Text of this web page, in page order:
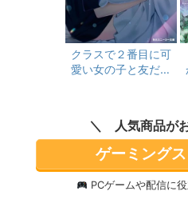
クラスで２番目に可
愛い女の子と友だち
人気商品が
ゲーミング
PCゲームや配信に